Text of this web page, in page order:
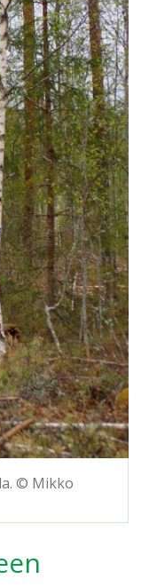
© Mikko